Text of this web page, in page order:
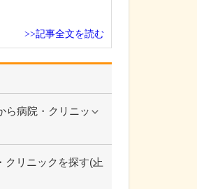
ら病院・クリニッ
クリニックを探す(上
>>記事全文を読む